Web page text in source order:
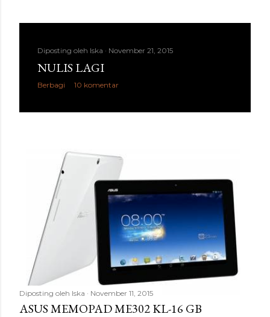
Diposting oleh Iska November 21, 2015
NULIS LAGI
Berbagi 10 komentar
Diposting oleh Iska November 11, 2015
ASUS MEMOPAD ME302 KL-16 GB